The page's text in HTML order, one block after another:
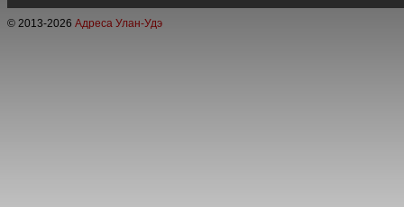
© 2013-2026 Адреса Улан-Удэ